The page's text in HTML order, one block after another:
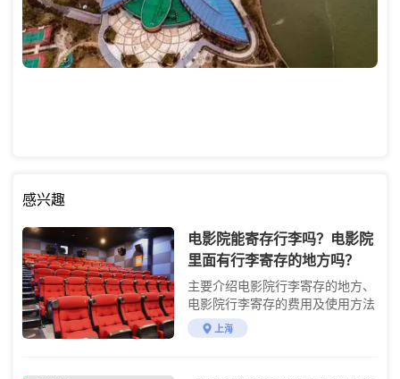
感兴趣
电影院能寄存行李吗？电影院
里面有行李寄存的地方吗？
主要介绍电影院行李寄存的地方、
电影院行李寄存的费用及使用方法
上海